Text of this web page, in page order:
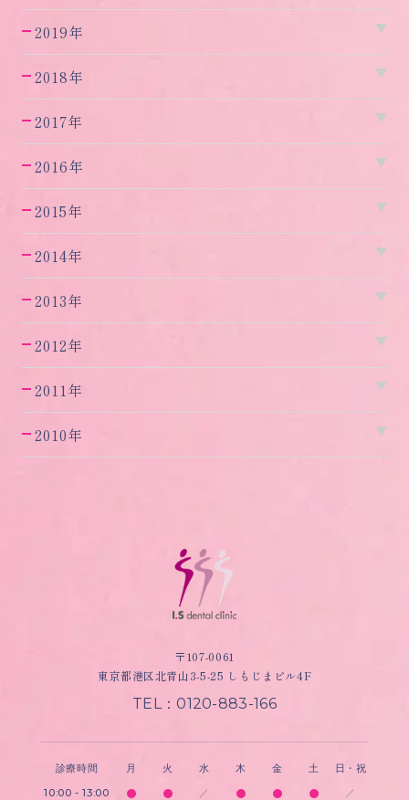
2019年
2018年
2017年
2016年
2015年
2014年
2013年
2012年
2011年
2010年
〒107-0061
東京都港区北青山3-5-25 しもじまビル4F
TEL：0120-883-166
診療時間 月 火 水 木 金 土 日・祝
10:00 - 13:00 ／ ／